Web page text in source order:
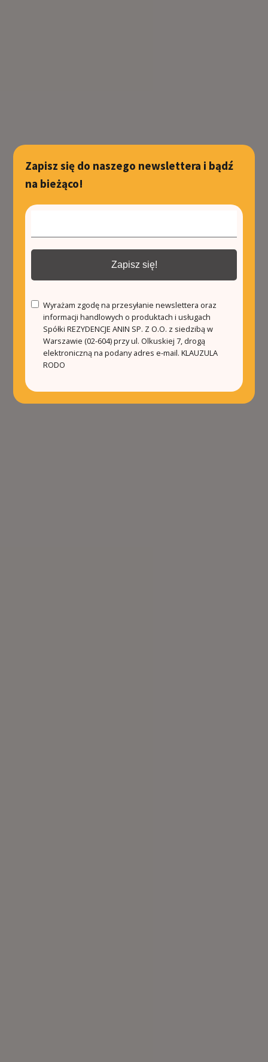
Zapisz się do naszego newslettera i bądź
na bieżąco!
Zapisz się!
Wyrażam zgodę na przesyłanie newslettera oraz
informacji handlowych o produktach i usługach
Spółki REZYDENCJE ANIN SP. Z O.O. z siedzibą w
Warszawie (02-604) przy ul. Olkuskiej 7, drogą
elektroniczną na podany adres e-mail.KLAUZULA
RODO